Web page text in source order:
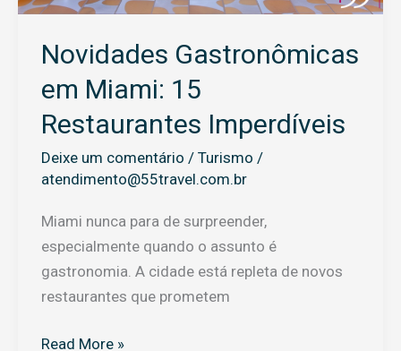
Novidades Gastronômicas
em Miami: 15
Restaurantes Imperdíveis
Deixe um comentário / Turismo /
atendimento@55travel.com.br
Miami nunca para de surpreender,
especialmente quando o assunto é
gastronomia. A cidade está repleta de novos
restaurantes que prometem
Read More »